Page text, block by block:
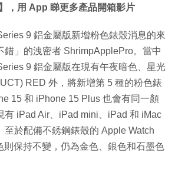
時
間
，用 App 睇更多產品開箱影片
9 鋁金屬版新增粉色錶殼消息的來
錯」的洩密者 ShrimpApplePro。當中
9 鋁金屬版在現有午夜暗色、星光
RED 外，將新增第 5 種的粉色錶
15 和 iPhone 15 Plus 也會有同一顏
有 iPad Air、iPad mini、iPad 和 iMac
至於配備不銹鋼錶殼的 Apple Watch
則保持不變，仍為金色、銀色和石墨色